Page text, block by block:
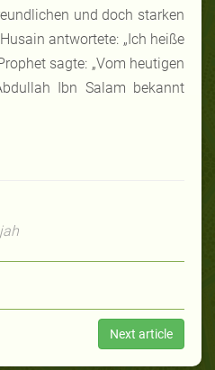
und doch starken
antwortete: „Ich heiße
sagte: „Vom heutigen
Ibn Salam bekannt
Next article